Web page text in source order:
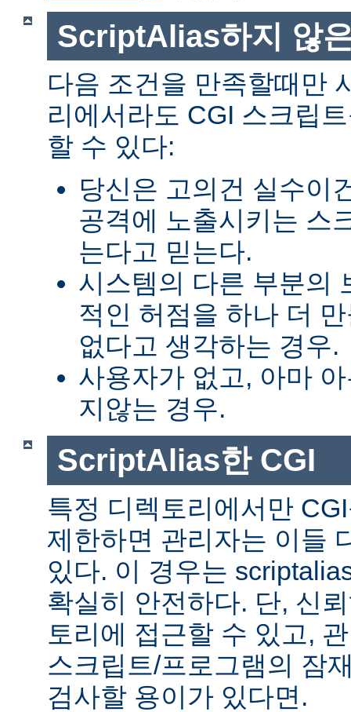
ScriptAlias하지 않
다음 조건을 만족할때만
리에서라도 CGI 스크립
할 수 있다:
당신은 고의건 실수이
공격에 노출시키는 스
는다고 믿는다.
시스템의 다른 부분의
적인 허점을 하나 더
없다고 생각하는 경우.
사용자가 없고, 아마
지않는 경우.
ScriptAlias한 CGI
특정 디렉토리에서만
제한하면 관리자는 이들
있다. 이 경우는
확실히 안전하다. 단, 신
토리에 접근할 수 있고,
스크립트/프로그램의 잠
검사할 용이가 있다면.